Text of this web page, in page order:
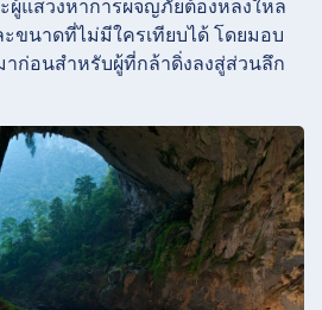
ผู้แสวงหาการผจญภัยต้องหลงใหล
ขนาดที่ไม่มีใครเทียบได้ โดยมอบ
ก่อนสำหรับผู้ที่กล้าดิ่งลงสู่ส่วนลึก